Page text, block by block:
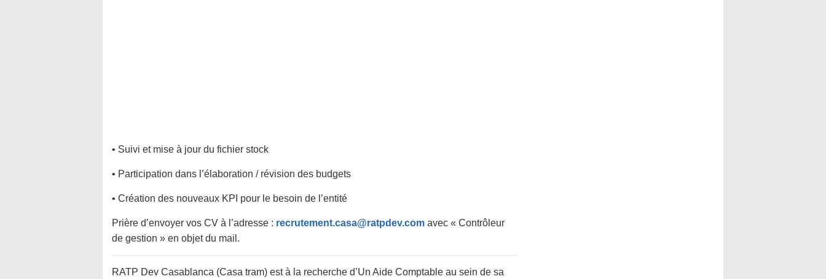
• Suivi et mise à jour du fichier stock
• Participation dans l’élaboration / révision des budgets
• Création des nouveaux KPI pour le besoin de l’entité
Prière d’envoyer vos CV à l’adresse : recrutement.casa@ratpdev.com avec « Contrôleur
de gestion » en objet du mail.
RATP Dev Casablanca (Casa tram) est à la recherche d’Un Aide Comptable au sein de sa